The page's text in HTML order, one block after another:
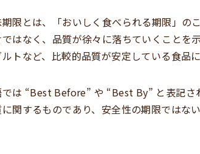
限とは、「おいしく食べられる期限」の
はなく、品質が徐々に落ちていくことを
トなど、比較的品質が安定している食品に
では “Best Before” や “Best By” と表記
関するものであり、安全性の期限ではな